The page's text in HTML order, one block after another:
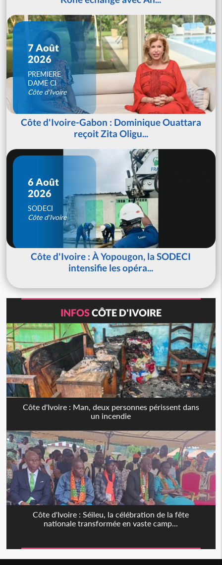
7 Août
2026
PREMIERE
DAME CI
Côte d'Ivoire
Côte d'Ivoire-Gabon : Dominique Ouattara
reçoit Zita Oligu...
6 Août
2026
SODECI
Côte d'Ivoire
Côte d'Ivoire : À Yopougon, la SODECI
intensifie les opéra...
INFOSCÔTE D'IVOIRE
Côte d'Ivoire : Man, deux personnes périssent dans
un incendie
Côte d'Ivoire : Séileu, la célébration de la fête
nationale transformée en vaste camp...